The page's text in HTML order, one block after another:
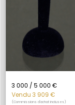
3 000 / 5 000 €
Vendu 3 909 €
(Commissions d'achat incluses)